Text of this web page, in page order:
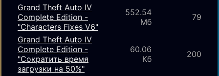
Grand Theft Auto IV
Complete Edition -
"Characters Fixes V6"
552.54
Мб
79
Grand Theft Auto IV
Complete Edition -
"Сократить время
загрузки на 50%"
60.06
Кб
200